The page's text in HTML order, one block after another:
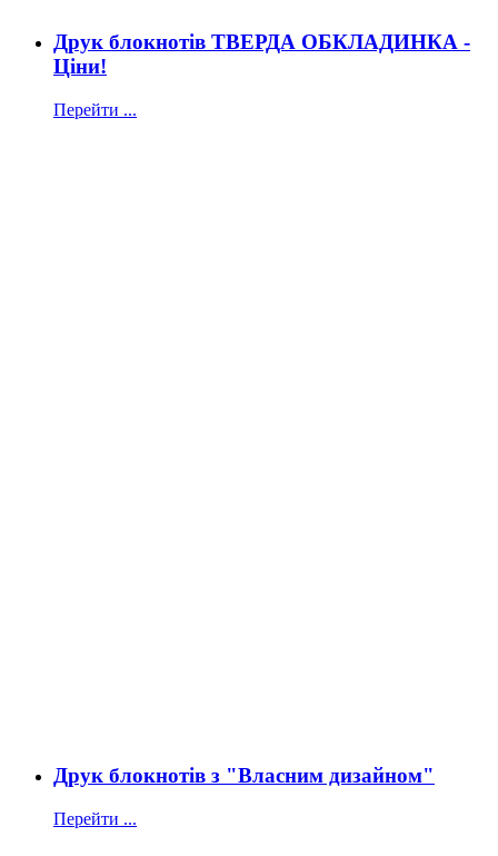
Друк блокнотів ТВЕРДА ОБКЛАДИНКА -
Ціни!
Перейти ...
Друк блокнотів з "Власним дизайном"
Перейти ...